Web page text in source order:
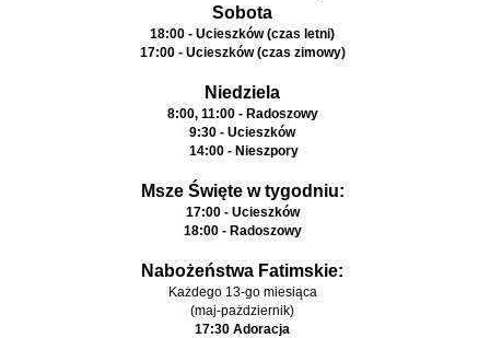
Sobota
18:00 - Ucieszków (czas letni)
17:00 - Ucieszków (czas zimowy)
Niedziela
8:00, 11:00 - Radoszowy
9:30 - Ucieszków
14:00 - Nieszpory
Msze Święte w tygodniu:
17:00 - Ucieszków
18:00 - Radoszowy
Nabożeństwa Fatimskie:
Każdego 13-go miesiąca
(maj-pażdziernik)
17:30 Adoracja